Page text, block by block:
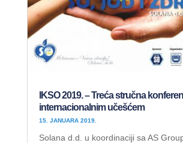
IKSO 2019. – Treća stručna
internacionalnim učešćem
15. JANUARA 2019.
Solana d.d. u koordinaciji sa AS